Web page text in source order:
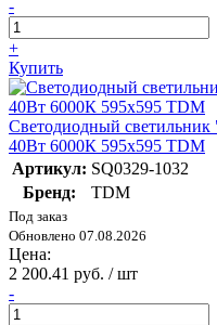
-
+
Купить
Светодиодный
40Вт 6000К 595х595 TDM
Артикул: SQ0329-1032
Бренд:
TDM
Под заказ
Обновлено 07.08.2026
Цена:
2 200.41 руб. / шт
-